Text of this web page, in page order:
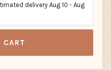
delivery Aug 10 - Aug
CART